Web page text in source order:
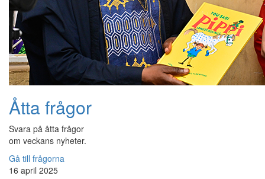
Åtta frågor
Svara på åtta frågor
om veckans nyheter.
Gå till frågorna
16 april 2025